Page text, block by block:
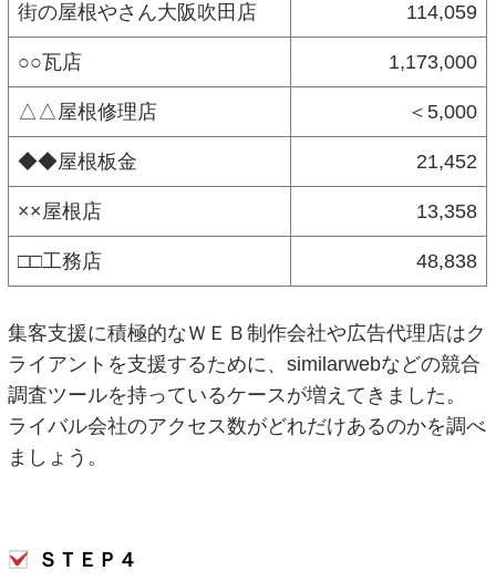
街の屋根やさん大阪吹田店 114,059
○○瓦店 1,173,000
△△屋根修理店 ＜5,000
◆◆屋根板金 21,452
××屋根店 13,358
□□工務店 48,838
集客支援に積極的なＷＥＢ制作会社や広告代理店はク
ライアントを支援するために、similarwebなどの競合
調査ツールを持っているケースが増えてきました。
ライバル会社のアクセス数がどれだけあるのかを調べ
ましょう。
ＳＴＥＰ４